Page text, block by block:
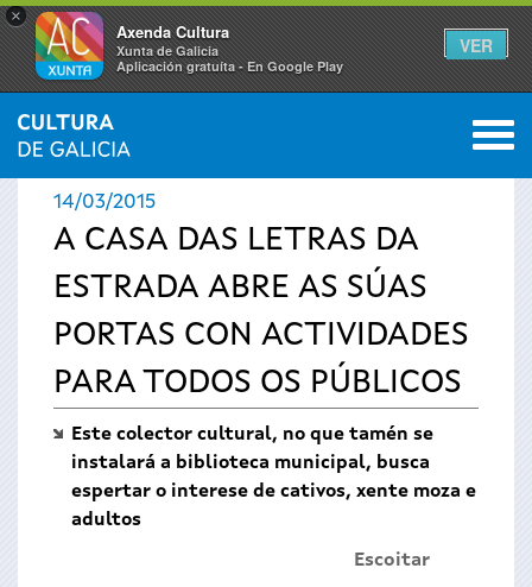
×
Axenda Cultura
Xunta de Galicia
Aplicación gratuíta - En Google Play
VER
Vostede
está
aquí
INICIO › ACTUALIDADE 0
14/03/2015
A CASA DAS LETRAS DA
ESTRADA ABRE AS SÚAS
PORTAS CON ACTIVIDADES
PARA TODOS OS PÚBLICOS
Este colector cultural, no que tamén se
instalará a biblioteca municipal, busca
espertar o interese de cativos, xente moza e
adultos
Escoitar